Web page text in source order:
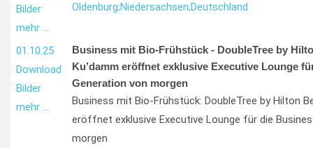
Bilder
mehr …
Oldenburg;Niedersachsen;Deutschland
01.10.25
Download
Bilder
mehr …
Business mit Bio-Frühstück - DoubleTree by
Ku’damm eröffnet exklusive Executive Lounge
Generation von morgen
Business mit Bio-Frühstück: DoubleTree by Hilton
eröffnet exklusive Executive Lounge für die
morgen